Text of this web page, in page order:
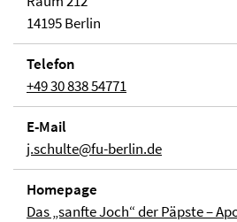
14195 Berlin
Telefon
+49 30 838 54771
E-Mail
j.schulte@fu-berlin.de
Homepage
Das „sanfte Joch“ der Päpste –